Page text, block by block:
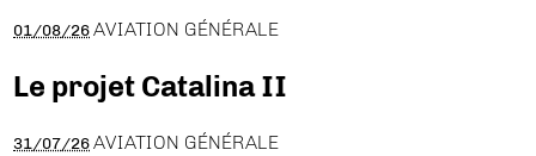
01/08/26 AVIATION GÉNÉRALE
Le projet Catalina II
31/07/26 AVIATION GÉNÉRALE